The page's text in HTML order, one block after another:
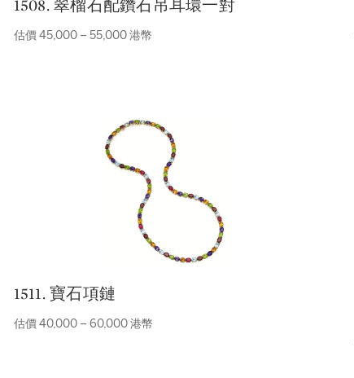
1508. 翠榴石配鑽石吊耳環一對
估價 45,000 – 55,000 港幣
1511. 寶石項鏈
估價 40,000 – 60,000 港幣